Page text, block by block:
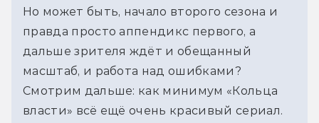
Но может быть, начало второго сезона и
правда просто аппендикс первого, а
дальше зрителя ждёт и обещанный
масштаб, и работа над ошибками?
Смотрим дальше: как минимум «Кольца
власти» всё ещё очень красивый сериал.